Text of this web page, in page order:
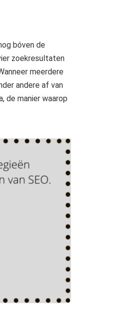
bóven de
zoekresultaten
meerdere
andere af van
de manier waarop